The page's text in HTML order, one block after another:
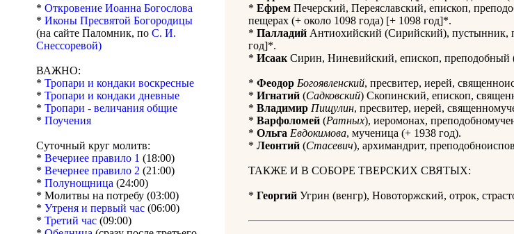
* Откровение Иоанна Богослова
* Иконы Пресвятой Богородицы
(на сайте Паломник, по С. И.
Снессоревой)
ВАЖНО:
* Тропари и кондаки воскресные
* Тропари и кондаки дневные
* Тропари - величания общие
* Поучения
Суточный круг молитв:
* Вечериее правило 1 (18:00)
* Вечернее правило 2 (21:00)
* Полунощница (24:00)
* Молитвы на потребу (03:00)
* Утреня и первый час (06:00)
* Третий час (09:00)
* Ефрем Печерский, Переяславский, епископ,
пещерах (+ около 1098 года) [+ 1098 год]*.
* Палладий Антиохийский (Сирийский), пустынник,
год]*.
* ИсаакСирин, Ниневийский, епископ, преподобный
* Феодор Богоявленский, пресвитер, иерей,
* Игнатий (Садковский) Скопинский, епископ,
* Владимир Пищулин, пресвитер, иерей,
* Варфоломей (Ратных), иеромонах,
* Ольга Евдокимова, мученица (+ 1938 год).
* Леонтий (Стасевич), архимандрит,
ТАКЖЕ И В СОБОРЕ ТВЕРСКИХ СВЯТЫХ:
* Георгий Угрин (венгр), Новоторжский, отрок,